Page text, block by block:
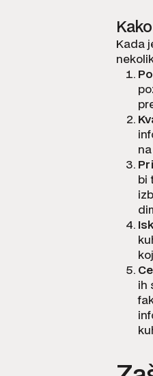
Kada
bi
ih